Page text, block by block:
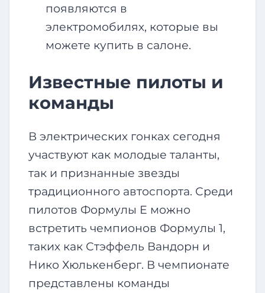
появляются в
электромобилях, которые вы
можете купить в салоне.
Известные пилоты и
команды
В электрических гонках сегодня
участвуют как молодые таланты,
так и признанные звезды
традиционного автоспорта. Среди
пилотов Формулы Е можно
встретить чемпионов Формулы 1,
таких как Стэффель Вандорн и
Нико Хюлькенберг. В чемпионате
представлены команды